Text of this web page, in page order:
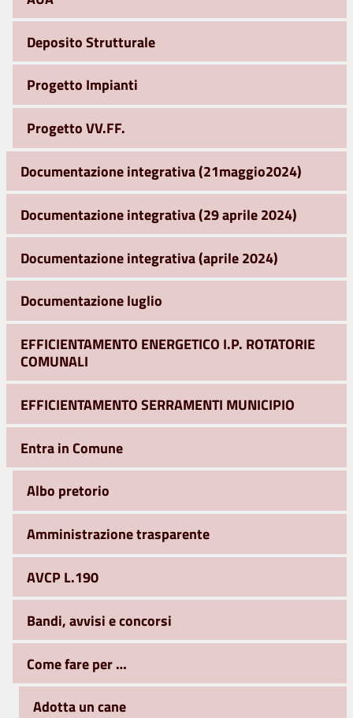
Deposito Strutturale
Progetto Impianti
Progetto VV.FF.
Documentazione integrativa (21maggio2024)
Documentazione integrativa (29 aprile 2024)
Documentazione integrativa (aprile 2024)
Documentazione luglio
EFFICIENTAMENTO ENERGETICO I.P. ROTATORIE
COMUNALI
EFFICIENTAMENTO SERRAMENTI MUNICIPIO
Entra in Comune
Albo pretorio
Amministrazione trasparente
AVCP L.190
Bandi, avvisi e concorsi
Come fare per …
Adotta un cane